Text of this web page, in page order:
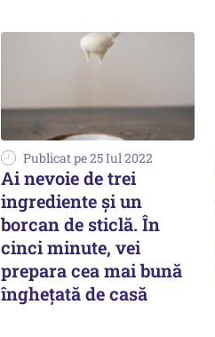
Publicat pe 25 Iul 2022
Ai nevoie de trei
ingrediente și un
borcan de sticlă. În
cinci minute, vei
prepara cea mai bună
înghețată de casă